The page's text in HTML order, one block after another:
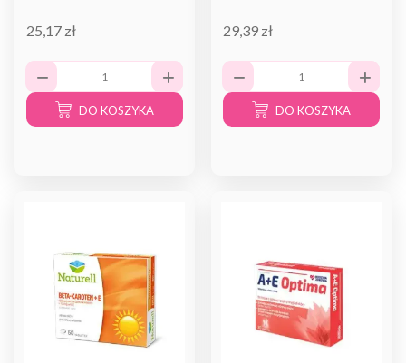
25,17 zł
DO KOSZYKA
29,39 zł
DO KOSZYKA